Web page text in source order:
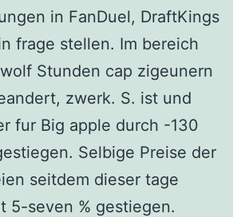
in FanDuel, DraftKings
frage stellen. Im bereich
Stunden cap zigeunern
zwerk. S. ist und
fur Big apple durch -130
Selbige Preise der
seitdem dieser tage
5-seven % gestiegen.